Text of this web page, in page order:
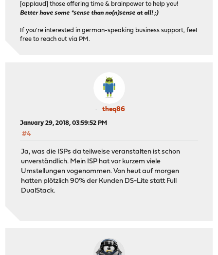
[applaud] those offering time & brainpower to help you!
Better have some *sense than no(n)sense at all! ;)
If you're interested in german-speaking business support, feel
free to reach out via PM.
theq86
January 29, 2018, 03:59:52 PM
#4
Ja, was die ISPs da teilweise veranstalten ist schon
unverständlich. Mein ISP hat vor kurzem viele
Umstellungen vogenommen. Von heut auf morgen
hatten plötzlich 90% der Kunden DS-Lite statt Full
DualStack.